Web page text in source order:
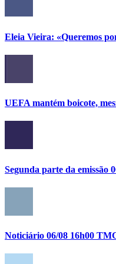
Eleia Vieira: «Queremos
UEFA mantém boicote,
Segunda parte da emissão
Noticiário 06/08 16h00